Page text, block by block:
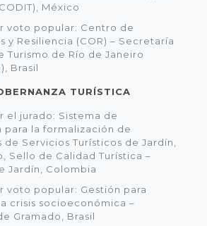
México
voto popular: Centro de
y Resiliencia (COR) – Secretaría
Turismo de Río de Janeiro
Brasil
TURÍSTICA
el jurado: Sistema de
para la formalización de
de Servicios Turísticos de Jardín,
Sello de Calidad Turística –
Jardín, Colombia
voto popular: Gestión para
crisis socioeconómica –
Gramado, Brasil